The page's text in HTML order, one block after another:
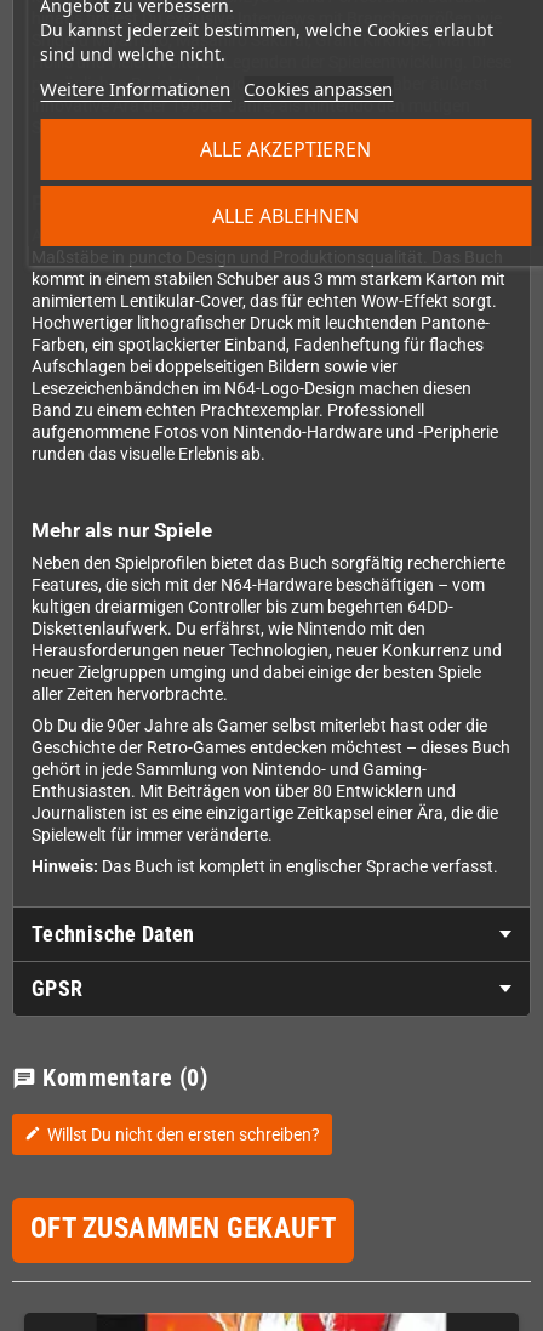
Angebot zu verbessern.
Du kannst jederzeit bestimmen, welche Cookies erlaubt
sind und welche nicht.
Weitere Informationen Cookies anpassen
ALLE ABLEHNEN
ALLE AKZEPTIEREN
hinaus findest Du exklusive Interviews mit Branchengrößen wie
Shigeru Miyamoto, Masahiro Sakurai, Grant Kirkhope, Martin
Hollis und vielen weiteren Legenden der Spieleentwicklung. Diese
persönlichen Berichte beleuchten die turbulente, aber äußerst
innovative Ära der 1990er Jahre, als Nintendo den mutigen
Premium-Ausstattung für echte Sammler
kommt in einem stabilen Schuber aus 3 mm starkem Karton mit
animiertem Lentikular-Cover, das für echten Wow-Effekt sorgt.
Hochwertiger lithografischer Druck mit leuchtenden Pantone-
Farben, ein spotlackierter Einband, Fadenheftung für flaches
Aufschlagen bei doppelseitigen Bildern sowie vier
Lesezeichenbändchen im N64-Logo-Design machen diesen
Band zu einem echten Prachtexemplar. Professionell
aufgenommene Fotos von Nintendo-Hardware und -Peripherie
runden das visuelle Erlebnis ab.
Mehr als nur Spiele
Neben den Spielprofilen bietet das Buch sorgfältig recherchierte
Features, die sich mit der N64-Hardware beschäftigen – vom
kultigen dreiarmigen Controller bis zum begehrten 64DD-
Diskettenlaufwerk. Du erfährst, wie Nintendo mit den
Herausforderungen neuer Technologien, neuer Konkurrenz und
neuer Zielgruppen umging und dabei einige der besten Spiele
aller Zeiten hervorbrachte.
Ob Du die 90er Jahre als Gamer selbst miterlebt hast oder die
Geschichte der Retro-Games entdecken möchtest – dieses Buch
gehört in jede Sammlung von Nintendo- und Gaming-
Enthusiasten. Mit Beiträgen von über 80 Entwicklern und
Journalisten ist es eine einzigartige Zeitkapsel einer Ära, die die
Spielewelt für immer veränderte.
Hinweis: Das Buch ist komplett in englischer Sprache verfasst.
Technische Daten
GPSR
chat Kommentare (0)
edit Willst Du nicht den ersten schreiben?
OFT ZUSAMMEN GEKAUFT